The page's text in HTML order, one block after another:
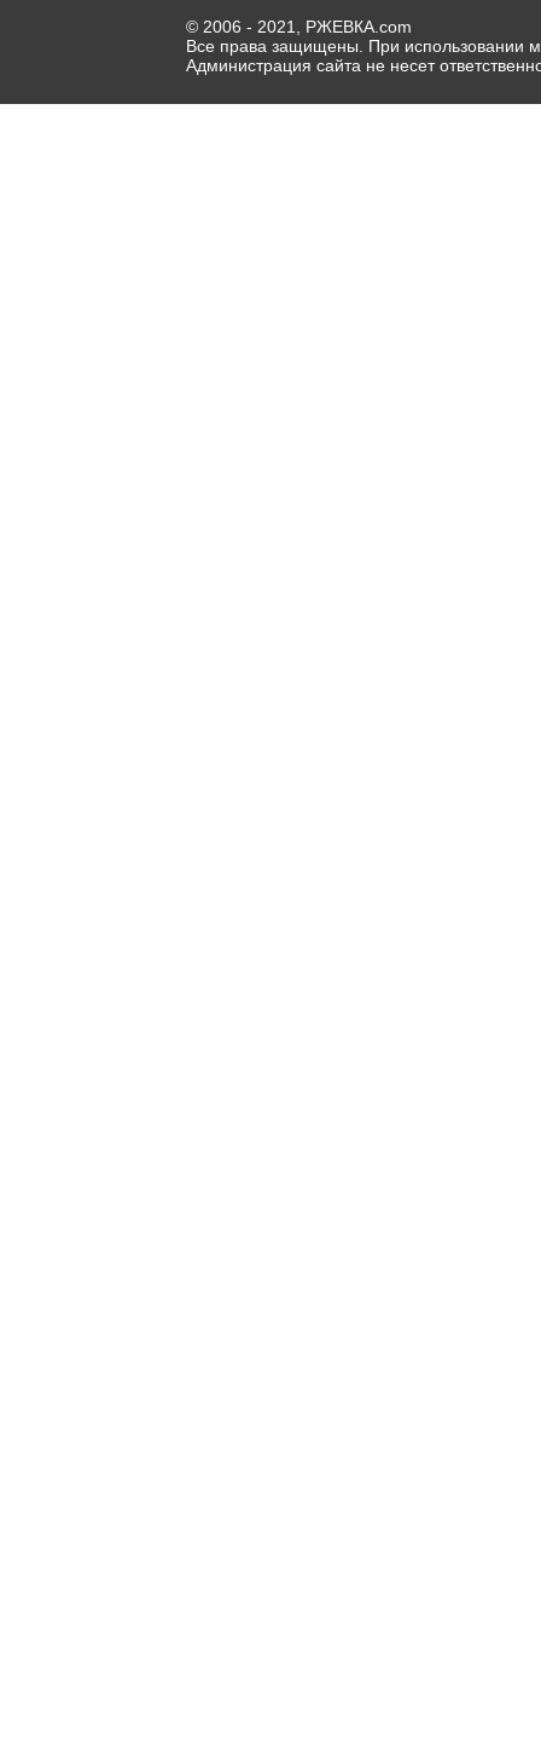
© 2006 - 2021, РЖЕВКА.com
Все права защищены. При использовании
Администрация сайта не несет